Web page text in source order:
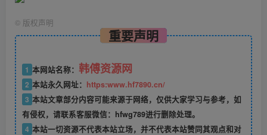
© 版权声明
重要声明
1 本网站名称： 韩傅资源网
2 本站永久网址： https:www.hf7890.cn/
3 本站文章部分内容可能来源于网络，仅供大家学习与参考，如
有侵权，请联系客服微信：hfwg789进行删除处理。
4 本站一切资源不代表本站立场，并不代表本站赞同其观点和对